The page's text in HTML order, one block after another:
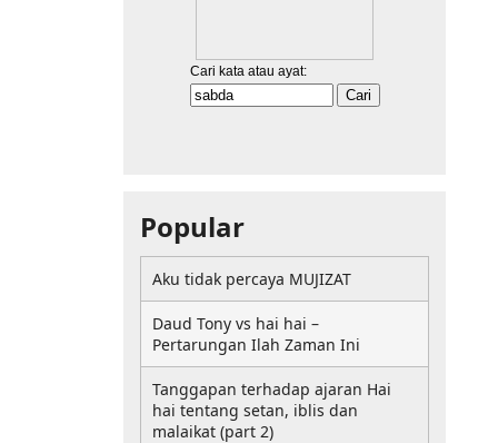
Popular
Aku tidak percaya MUJIZAT
Daud Tony vs hai hai –
Pertarungan Ilah Zaman Ini
Tanggapan terhadap ajaran Hai
hai tentang setan, iblis dan
malaikat (part 2)